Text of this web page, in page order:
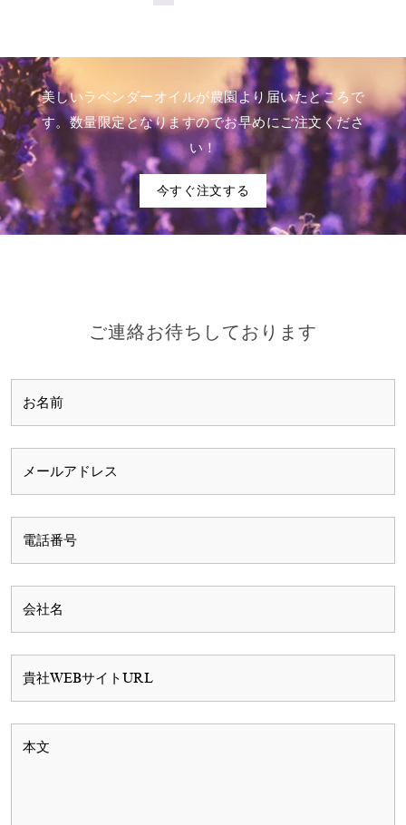
か
ら
選
で
き
ま
す
ジ
か
ら
選
択
で
き
ま
す
が
あ
り
す。
オ
プ
商
ペ
選
ま
す
ン
が
あ
り
ま
す。
オ
プ
商
ペ
ま
す
美しいラベンダーオイルが農園より届いたところで
す。数量限定となりますのでお早めにご注文くださ
い！
今すぐ注文する
ご連絡お待ちしております